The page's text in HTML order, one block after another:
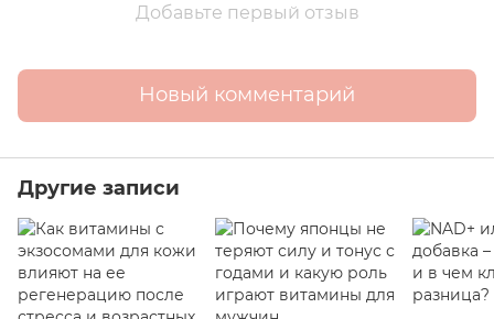
Добавьте первый отзыв
Новый комментарий
Другие записи